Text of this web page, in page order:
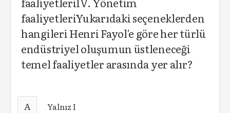
faaliyetleriYukarıdaki seçeneklerden
hangileri Henri Fayol'e göre her türlü
endüstriyel oluşumun üstleneceği
temel faaliyetler arasında yer alır?
A Yalnız I